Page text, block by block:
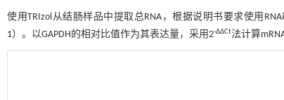
使用TRIzol从结肠样品中提取总RNA，根据说明书要求使用
1）。以GAPDH的相对比值作为其表达量，采用2-ΔΔCt法计算